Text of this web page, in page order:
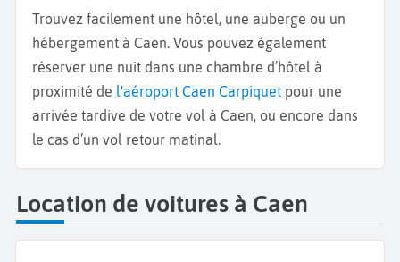
Trouvez facilement une hôtel, une auberge ou un
hébergement à Caen. Vous pouvez également
réserver une nuit dans une chambre d’hôtel à
proximité de l'aéroport Caen Carpiquet pour une
arrivée tardive de votre vol à Caen, ou encore dans
le cas d’un vol retour matinal.
Location de voitures à Caen